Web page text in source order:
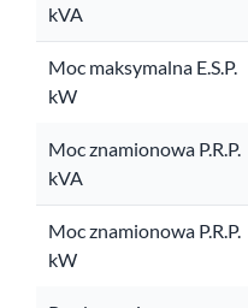
kVA
Moc maksymalna E.S.P.
kW
Moc znamionowa P.R.P.
kVA
Moc znamionowa P.R.P.
kW